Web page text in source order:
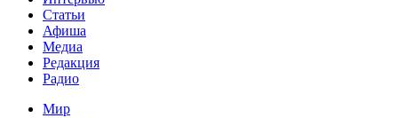
Статьи
Афиша
Медиа
Редакция
Радио
Мир